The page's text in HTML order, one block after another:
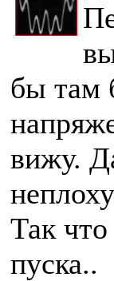
бы там
вижу.
Так
пуска..